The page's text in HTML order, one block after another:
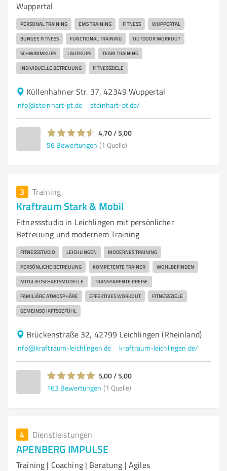
Wuppertal
PERSONAL TRAINING EMS TRAINING FITNESS WUPPERTAL
BUNGEE FITNESS FUNCTIONAL TRAINING OUTDOOR WORKOUT
SCHWIMMKURS LAUFKURS TEAM TRAINING
INDIVIDUELLE BETREUUNG FITNESSZIELE
Küllenhahner Str. 37, 42349 Wuppertal
info@steinhart-pt.de steinhart-pt.de/
4,70 / 5,00
56 Bewertungen (1 Quelle)
3 Training
Kraftraum Stark & Mobil
Fitnessstudio in Leichlingen mit persönlicher
Betreuung und modernem Training
FITNESSSTUDIO LEICHLINGEN MODERNES TRAINING
PERSÖNLICHE BETREUUNG KOMPETENTE TRAINER WOHLBEFINDEN
MITGLIEDSCHAFTSMODELLE TRANSPARENTE PREISE
FAMILIÄRE ATMOSPHÄRE EFFEKTIVES WORKOUT FITNESSZIELE
GEMEINSCHAFTSGEFÜHL
Brückenstraße 32, 42799 Leichlingen (Rheinland)
info@kraftraum-leichlingen.de kraftraum-leichlingen.de/
5,00 / 5,00
163 Bewertungen (1 Quelle)
4 Dienstleistungen
APENBERG IMPULSE
Training | Coaching | Beratung | Agiles